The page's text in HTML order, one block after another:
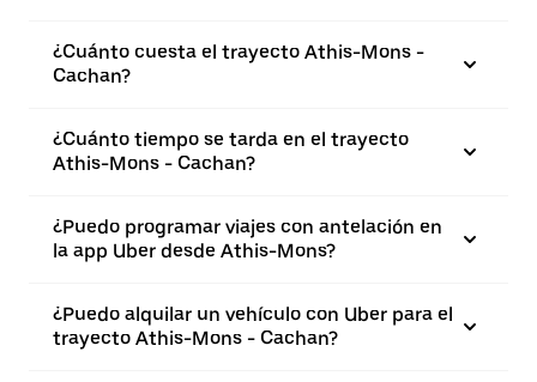
¿Cuánto cuesta el trayecto Athis-Mons -
Cachan?
¿Cuánto tiempo se tarda en el trayecto
Athis-Mons - Cachan?
¿Puedo programar viajes con antelación en
la app Uber desde Athis-Mons?
¿Puedo alquilar un vehículo con Uber para el
trayecto Athis-Mons - Cachan?